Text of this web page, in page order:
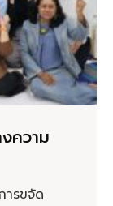
ความ
ารขจัด